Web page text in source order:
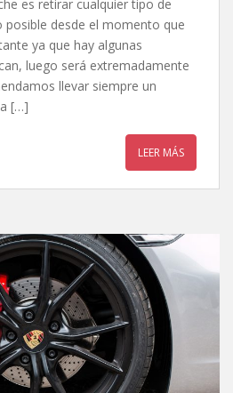
es retirar cualquier tipo de
desde el momento que
ya que hay algunas
luego será extremadamente
llevar siempre un
[…]
LEER MÁS